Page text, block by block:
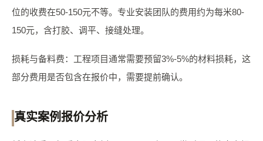
位的收费在50-150元不等。专业安装团队的费用约为每米80-
150元，含打胶、调平、接缝处理。
损耗与备料费：工程项目通常需要预留3%-5%的材料损耗，这
部分费用是否包含在报价中，需要提前确认。
真实案例报价分析